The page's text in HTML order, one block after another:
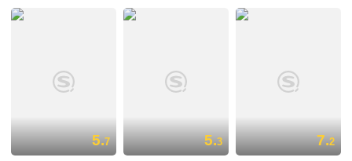
5.7 5.3 7.2